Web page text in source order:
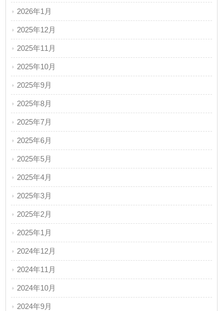
2026年1月
2025年12月
2025年11月
2025年10月
2025年9月
2025年8月
2025年7月
2025年6月
2025年5月
2025年4月
2025年3月
2025年2月
2025年1月
2024年12月
2024年11月
2024年10月
2024年9月